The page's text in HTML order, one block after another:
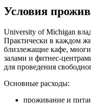
Условия
University of Michigan
Практически в каждом
близлежащие кафе,
залами и фитнес-
для проведения
Основные расходы:
проживание и